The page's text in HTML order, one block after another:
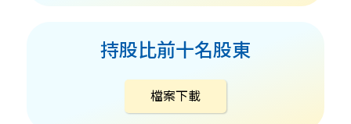
持股比前十名股東
檔案下載